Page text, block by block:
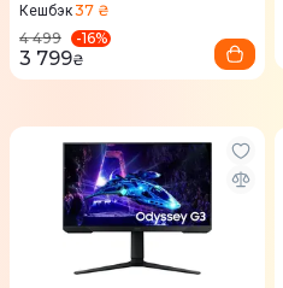
Кешбэк37 ₴
4 499
-16%
3 799₴